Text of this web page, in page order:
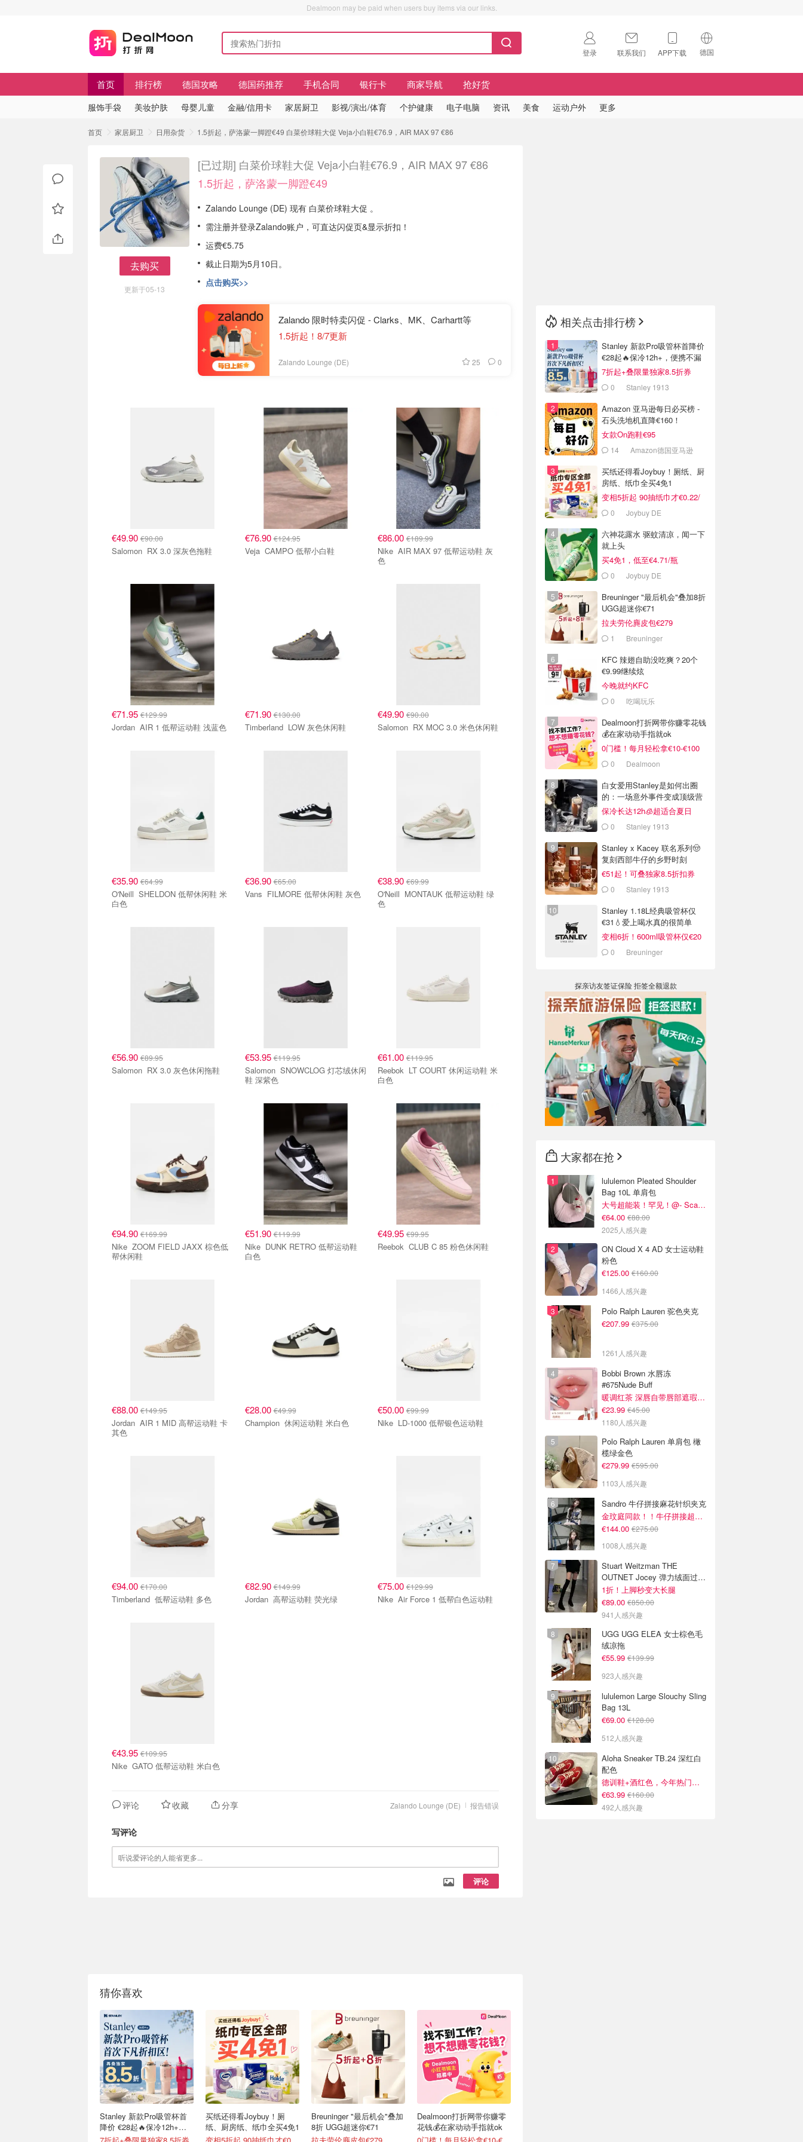
Dealmoon may be paid when users buy items via our links.
登录 联系我们 APP下载 德国
🇺🇸
首页 排行榜 德国攻略 德国药推荐 手机合同 银行卡 商家导航 抢好货
服饰手袋 美妆护肤 母婴儿童 金融/信用卡 家居厨卫 影视/演出/体育 个护健康 电子电脑 资讯 美食 运动户外 更多
首页 家居厨卫 日用杂货 1.5折起，萨洛蒙一脚蹬€49 白菜价球鞋大促 Veja小白鞋€76.9，AIR MAX 97 €86
去购买
更新于05-13
[已过期] 白菜价球鞋大促 Veja小白鞋€76.9，AIR MAX 97 €86
1.5折起，萨洛蒙一脚蹬€49
Zalando Lounge (DE) 现有 白菜价球鞋大促 。
需注册并登录Zalando账户，可直达闪促页&显示折扣！
运费€5.75
截止日期为5月10日。
点击购买>>
Zalando 限时特卖闪促 - Clarks、MK、Carhartt等
1.5折起！8/7更新
Zalando Lounge (DE) 25 0
€49.90 €90.00
Salomon RX 3.0 深灰色拖鞋
€76.90€124.95
Veja CAMPO 低帮小白鞋
€86.00 €189.99
Nike AIR MAX 97 低帮运动鞋 灰
色
€71.95 €129.99
Jordan AIR 1 低帮运动鞋 浅蓝色
€71.90€130.00
Timberland LOW 灰色休闲鞋
€49.90 €90.00
Salomon RX MOC 3.0 米色休闲鞋
€35.90 €64.99
O'Neill SHELDON 低帮休闲鞋 米
白色
€36.90€65.00
Vans FILMORE 低帮休闲鞋 灰色
€38.90 €69.99
O'Neill MONTAUK 低帮运动鞋 绿
色
€56.90 €89.95
Salomon RX 3.0 灰色休闲拖鞋
€53.95€119.95
Salomon SNOWCLOG 灯芯绒休闲
鞋 深紫色
€61.00 €119.95
Reebok LT COURT 休闲运动鞋 米
白色
€94.90 €169.99
Nike ZOOM FIELD JAXX 棕色低
帮休闲鞋
€51.90€119.99
Nike DUNK RETRO 低帮运动鞋
白色
€49.95 €99.95
Reebok CLUB C 85 粉色休闲鞋
€88.00 €149.95
Jordan AIR 1 MID 高帮运动鞋 卡
其色
€28.00€49.99
Champion 休闲运动鞋 米白色
€50.00 €99.99
Nike LD-1000 低帮银色运动鞋
€94.00 €170.00
Timberland 低帮运动鞋 多色
€82.90€149.99
Jordan 高帮运动鞋 荧光绿
€75.00 €129.99
Nike Air Force 1 低帮白色运动鞋
€43.95 €109.95
Nike GATO 低帮运动鞋 米白色
报告错误
Zalando Lounge (DE)
评论 收藏 分享
写评论
评论
猜你喜欢
Stanley 新款Pro吸管杯首
降价 €28起🔥保冷12h+，
便携不漏水
买纸还得看Joybuy！厕
纸、厨房纸、纸巾全买4免1
Breuninger "最后机会"叠加
8折 UGG超迷你€71
Dealmoon打折网带你赚零
花钱💰在家动动手指就ok
相关点击排行榜
Stanley 新款Pro吸管杯首降价
€28起🔥保冷12h+，便携不漏
水
7折起+叠限量独家8.5折券
0 Stanley 1913
Amazon 亚马逊每日必买榜 -
石头洗地机直降€160！
女款On跑鞋€95
14 Amazon德国亚马逊
买纸还得看Joybuy！厕纸、厨
房纸、纸巾全买4免1
变相5折起 90抽纸巾才€0.22/
包 0 Joybuy DE
六神花露水 驱蚊清凉，闻一下
就上头
买4免1，低至€4.71/瓶
0 Joybuy DE
Breuninger "最后机会"叠加8折
UGG超迷你€71
拉夫劳伦麂皮包€279
1 Breuninger
KFC 辣翅自助没吃爽？20个
€9.99继续炫
今晚就约KFC
0 吃喝玩乐
Dealmoon打折网带你赚零花钱
💰在家动动手指就ok
0门槛！每月轻松拿€10-€100
0 Dealmoon
白女爱用Stanley是如何出圈
的：一场意外事件变成顶级营
销案例
保冷长达12h🧊超适合夏日
0 Stanley 1913
Stanley x Kacey 联名系列🤠
复刻西部牛仔的乡野时刻
€51起！可叠独家8.5折扣券
0 Stanley 1913
Stanley 1.18L经典吸管杯仅
€31💧爱上喝水真的很简单
变相6折！600ml吸管杯仅€20
0 Breuninger
探亲访友签证保险 拒签全额退款
大家都在抢
lululemon Pleated Shoulder
Bag 10L 单肩包
大号超能装！罕见！@- Scarlett
€64.00 €88.00
2025人感兴趣
ON Cloud X 4 AD 女士运动鞋
粉色
€125.00 €160.00
1466人感兴趣
Polo Ralph Lauren 驼色夹克
€207.99 €375.00
1261人感兴趣
Bobbi Brown 水唇冻
#675Nude Buff
暖调红茶 深唇自带唇部遮瑕效果
€23.99 €45.00
1180人感兴趣
Polo Ralph Lauren 单肩包 橄
榄绿金色
€279.99 €595.00
1103人感兴趣
Sandro 牛仔拼接麻花针织夹克
金玟庭同款！！牛仔拼接超有层次感
€144.00 €275.00
1008人感兴趣
Stuart Weitzman THE
OUTNET Jocey 弹力绒面过膝
靴
1折！上脚秒变大长腿
€89.00 €850.00
941人感兴趣
UGG UGG ELEA 女士棕色毛
绒凉拖
€55.99 €139.99
923人感兴趣
lululemon Large Slouchy Sling
Bag 13L
€69.00 €128.00
512人感兴趣
Aloha Sneaker TB.24 深红白
配色
德训鞋+酒红色，今年热门组合！
€63.99 €160.00
492人感兴趣